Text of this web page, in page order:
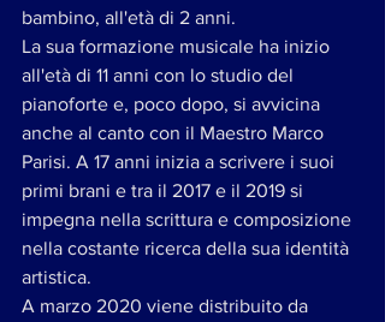
bambino, all'età di 2 anni.
La sua formazione musicale ha inizio
all'età di 11 anni con lo studio del
pianoforte e, poco dopo, si avvicina
anche al canto con il Maestro Marco
Parisi. A 17 anni inizia a scrivere i suoi
primi brani e tra il 2017 e il 2019 si
impegna nella scrittura e composizione
nella costante ricerca della sua identità
artistica.
A marzo 2020 viene distribuito da